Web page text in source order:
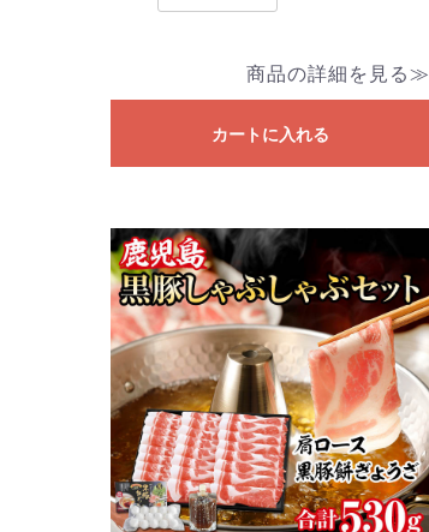
商品の詳細を見る≫
カートに入れる